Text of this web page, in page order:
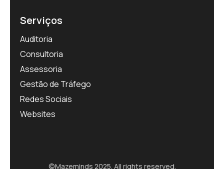
Serviços
Auditoria
Consultoria
Assessoria
Gestão de Tráfego
Redes Sociais
Websites
©Mazeminds 2025. All rights reserved.